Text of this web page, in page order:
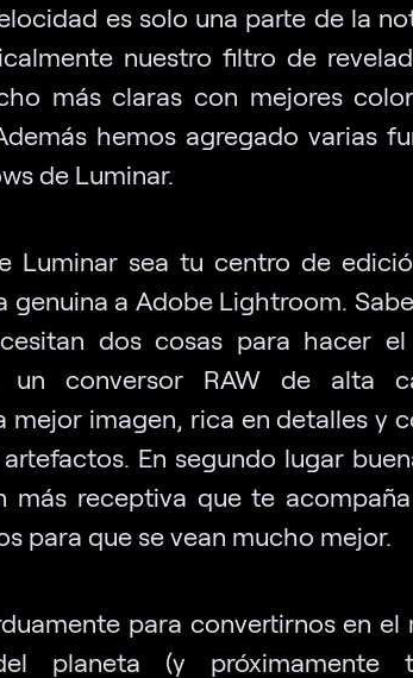
es solo una parte de la
nuestro filtro de
más claras con mejores
hemos agregado varias
de Luminar.
Luminar sea tu centro de
genuina a Adobe Lightroom.
dos cosas para hacer el
un conversor RAW de alta
mejor imagen, rica en detalles y
En segundo lugar
más receptiva que te
para que se vean mucho mejor.
para convertirnos en
planeta (y próximamente